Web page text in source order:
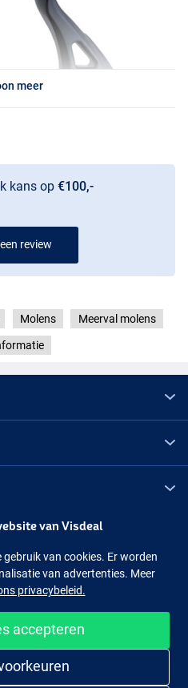
meer
kans op €100,-
review
Molens Meerval molens
Instagram
Makkelijk en veilig shoppen
van Visdeal
van cookies. Er worden
van advertenties. Meer
privacybeleid.
accepteren